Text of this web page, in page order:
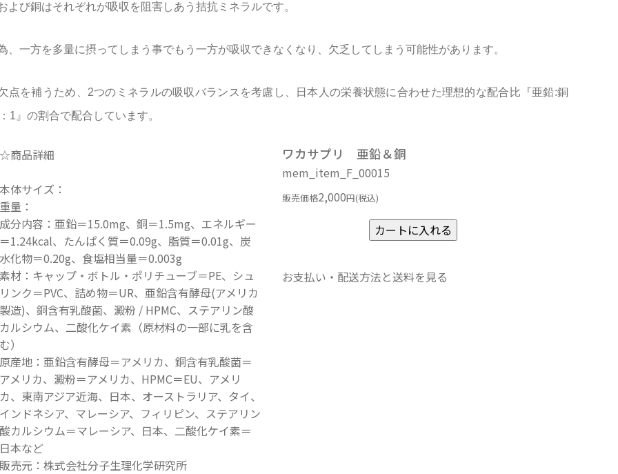
よび銅はそれぞれが吸収を阻害しあう拮抗ミネラルです。
、一方を多量に摂ってしまう事でもう一方が吸収できなくなり、欠乏してしまう可能性があります。
点を補うため、2つのミネラルの吸収バランスを考慮し、日本人の栄養状態に合わせた理想的な配合比『亜鉛:銅
1』の割合で配合しています。
☆商品詳細
本体サイズ：
重量：
成分内容：亜鉛＝15.0mg、銅＝1.5mg、エネルギー
＝1.24kcal、たんぱく質＝0.09g、脂質＝0.01g、炭
水化物＝0.20g、食塩相当量＝0.003g
素材：キャップ・ボトル・ポリチューブ＝PE、シュ
リンク＝PVC、詰め物＝UR、亜鉛含有酵母(アメリカ
製造)、銅含有乳酸菌、澱粉 / HPMC、ステアリン酸
カルシウム、二酸化ケイ素（原材料の一部に乳を含
む）
原産地：亜鉛含有酵母＝アメリカ、銅含有乳酸菌＝
アメリカ、澱粉＝アメリカ、HPMC＝EU、アメリ
カ、東南アジア近海、日本、オーストラリア、タイ、
インドネシア、マレーシア、フィリピン、ステアリン
酸カルシウム＝マレーシア、日本、二酸化ケイ素＝
日本など
販売元：株式会社分子生理化学研究所
ワカサプリ 亜鉛＆銅
mem_item_F_00015
販売価格2,000円(税込)
お支払い・配送方法と送料を見る